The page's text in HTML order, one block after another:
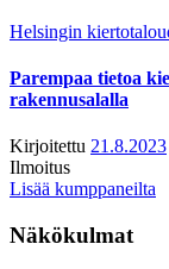
Helsingin
Parempaa tietoa
rakennusalalla
Kirjoitettu 21.8.2023
Ilmoitus
Lisää kumppaneilta
Näkökulmat